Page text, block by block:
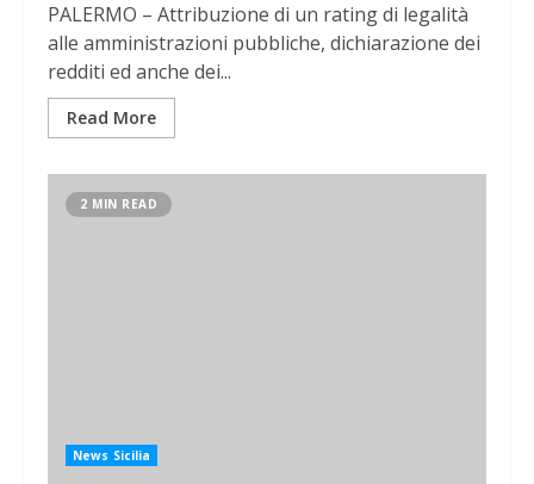
PALERMO – Attribuzione di un rating di legalità
alle amministrazioni pubbliche, dichiarazione dei
redditi ed anche dei...
Read More
2 MIN READ
News Sicilia